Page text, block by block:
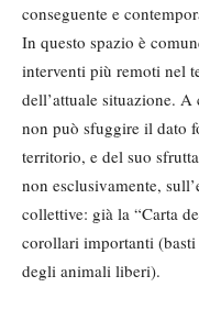
conseguente e
In questo spazio è
interventi più remoti nel
dell’attuale situazione.
non può sfuggire il dato
territorio, e del suo
non esclusivamente,
collettive: già la “Carta
corollari importanti
degli animali liberi).